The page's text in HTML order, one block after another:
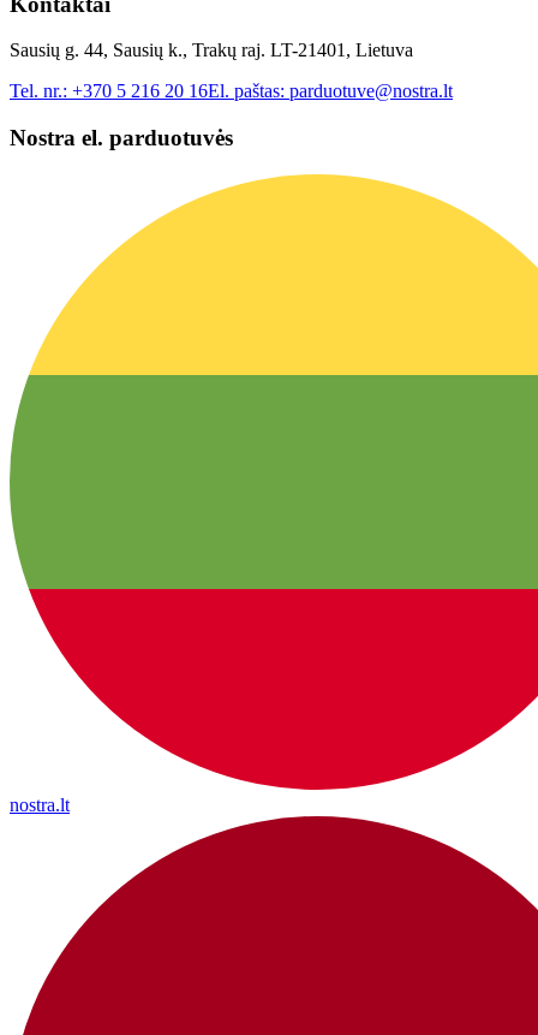
Sausių g. 44, Sausių k., Trakų raj. LT-21401, Lietuva
Tel. nr.: +370 5 216 20 16El. paštas: parduotuve@nostra.lt
Nostra el. parduotuvės
nostra.lt